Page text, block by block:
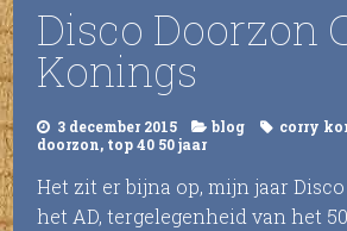
Disco Doorzon
Konings
3 december 2015 blog corry
doorzon, top 40 50 jaar
Het zit er bijna op, mijn jaar
het AD, tergelegenheid van het